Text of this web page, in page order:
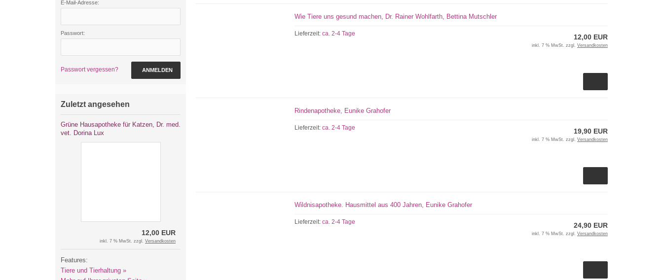
Wie Tiere uns gesund machen, Dr. Rainer Wohlfarth, Bettina Mutschler
Lieferzeit:ca. 2-4 Tage 12,00 EUR
inkl. 7 % MwSt. zzgl. Versandkosten
Rindenapotheke, Eunike Grahofer
Lieferzeit:ca. 2-4 Tage 19,90 EUR
inkl. 7 % MwSt. zzgl. Versandkosten
Wildnisapotheke. Hausmittel aus 400 Jahren, Eunike Grahofer
Lieferzeit:ca. 2-4 Tage 24,90 EUR
inkl. 7 % MwSt. zzgl. Versandkosten
E-Mail-Adresse:
Passwort:
Passwort vergessen? ANMELDEN
Zuletzt angesehen
Grüne Hausapotheke für Katzen, Dr. med.
vet. Dorina Lux
12,00 EUR
inkl. 7 % MwSt. zzgl. Versandkosten
Features:
Tiere und Tierhaltung »